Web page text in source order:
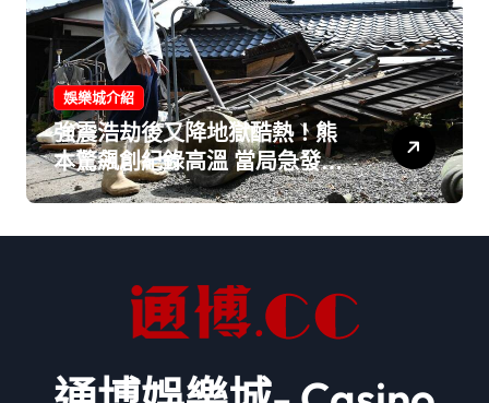
娛樂城介紹
強震浩劫後又降地獄酷熱！熊
本驚飆創紀錄高溫 當局急發警
告：白天外出作業恐送命！